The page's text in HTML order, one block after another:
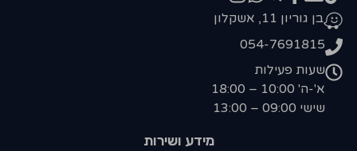
מידע ושירות
בן גוריון 11, אשקלון
054-7691815
שעות פעילות
א'-ה' 10:00 – 18:00
שישי 09:00 – 13:00